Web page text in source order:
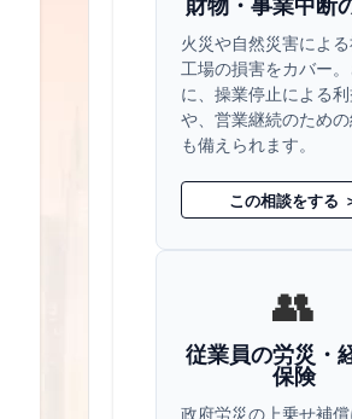
火災や自然災害による
工場の損害をカバー。
に、操業停止による
や、営業継続のため
も備えられます。
この相談をする
👥
従業員の労災・
保険
政府労災の上乗せ補償